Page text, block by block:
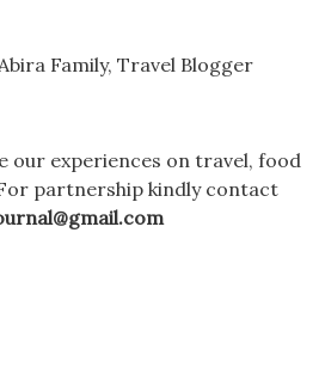
Family, Travel Blogger
our experiences on travel, food
partnership kindly contact